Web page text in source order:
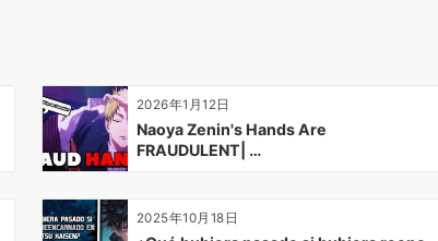
2026年1月12日
Naoya Zenin's Hands Are
FRAUDULENT| …
2025年10月18日